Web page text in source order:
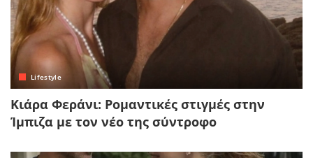
Lifestyle
Κιάρα Φεράνι: Ρομαντικές στιγμές στην
Ίμπιζα με τον νέο της σύντροφο